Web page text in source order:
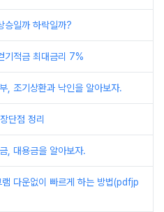
승일까 하락일까?
기적금 최대금리 7%
, 조기상환과 낙인을 알아보자.
단점 정리
, 대용금을 알아보자.
다운없이 빠르게 하는 방법(pdfjp